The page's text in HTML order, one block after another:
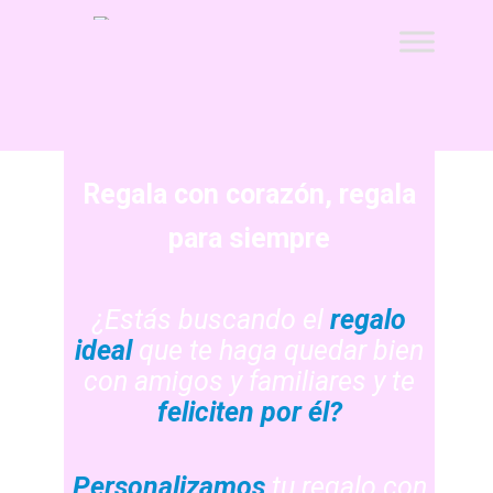
Caretas Personalizadas con Foto: ¿Con Goma o con
Palo? Comparativa, Ventajas y Preguntas Frecuentes
Carrito
Regala con corazón, regala
para siempre
¿Estás buscando el regalo
idealque te haga quedar bien
con amigos y familiares y te
feliciten por él?